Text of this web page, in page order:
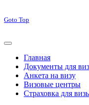
Goto Top
Главная
Документы для
Анкета на визу
Визовые центры
Страховка для